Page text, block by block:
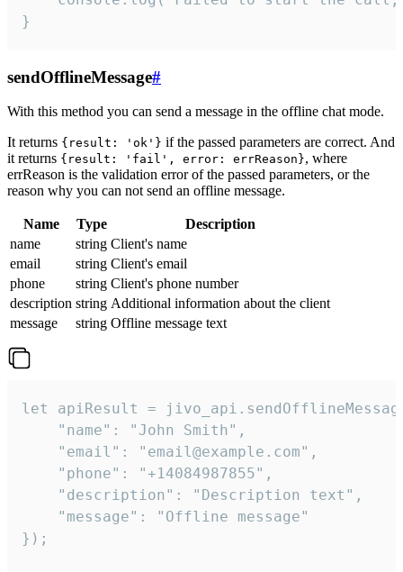
}
sendOfflineMessage#
With this method you can send a message in the offline chat mode.
It returns {result: 'ok'} if the passed parameters are correct. And
it returns {result: 'fail', error: errReason}, where
errReason is the validation error of the passed parameters, or the
reason why you can not send an offline message.
Name Type
Description
name
string Client's name
email
string Client's email
phone
string Client's phone number
description string Additional information about the client
message
string Offline message text
let apiResult =
    "name": "John Smith",
    "email": "email@example.com",
    "phone": "+14084987855",
    "description": "Description text",
    "message": "Offline message"
});